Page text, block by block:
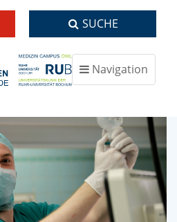
SUCHE
Navigation
ein-/ausblenden